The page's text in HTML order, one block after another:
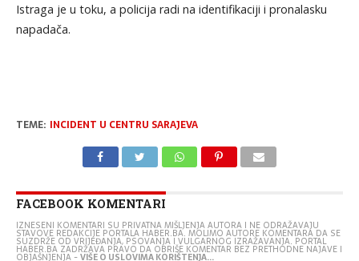
Istraga je u toku, a policija radi na identifikaciji i pronalasku
napadača.
TEME: INCIDENT U CENTRU SARAJEVA
FACEBOOK KOMENTARI
IZNESENI KOMENTARI SU PRIVATNA MIŠLJENJA AUTORA I NE ODRAŽAVAJU
STAVOVE REDAKCIJE PORTALA HABER.BA. MOLIMO AUTORE KOMENTARA DA SE
SUZDRŽE OD VRIJEĐANJA, PSOVANJA I VULGARNOG IZRAŽAVANJA. PORTAL
HABER.BA ZADRŽAVA PRAVO DA OBRIŠE KOMENTAR BEZ PRETHODNE NAJAVE I
OBJAŠNJENJA -VIŠE O USLOVIMA KORIŠTENJA...